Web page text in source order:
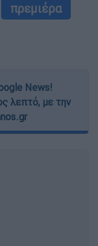
πρεμιέρα
News!
λεπτό, με την